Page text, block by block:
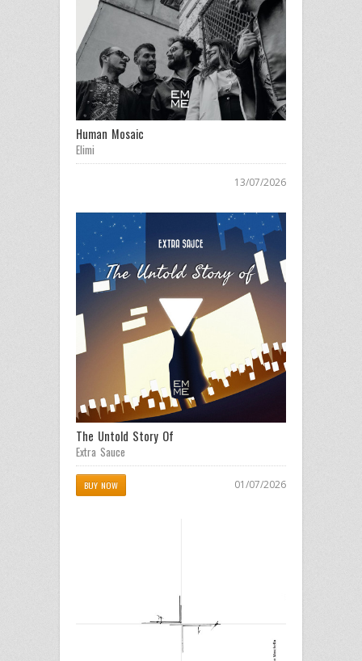
Human Mosaic
Elimi
13/07/2026
The Untold Story Of
Extra Sauce
BUY NOW 01/07/2026